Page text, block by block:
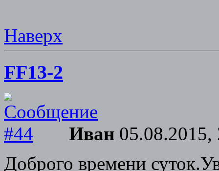
Наверх
FF13-2
Иван 05.08.2015,
Доброго времени